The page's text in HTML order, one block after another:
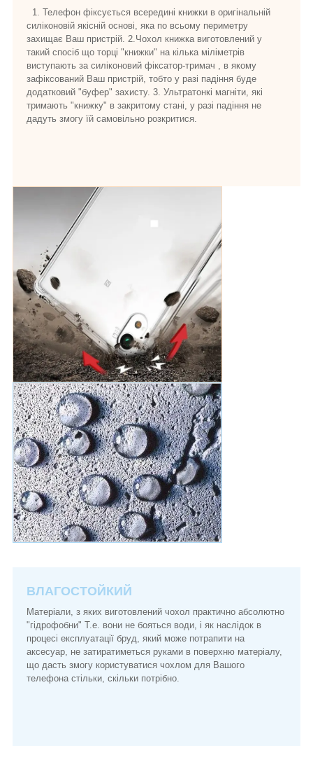
1. Телефон фіксується всередині книжки в оригінальній
силіконовій якісній основі, яка по всьому периметру
захищає Ваш пристрій. 2.Чохол книжка виготовлений у
такий спосіб що торці "книжки" на кілька міліметрів
виступають за силіконовий фіксатор-тримач , в якому
зафіксований Ваш пристрій, тобто у разі падіння буде
додатковий "буфер" захисту. 3. Ультратонкі магніти, які
тримають "книжку" в закритому стані, у разі падіння не
дадуть змогу їй самовільно розкритися.
ВЛАГОСТОЙКИЙ
Матеріали, з яких виготовлений чохол практично абсолютно
"гідрофобни" Т.е. вони не бояться води, і як наслідок в
процесі експлуатації бруд, який може потрапити на
аксесуар, не затиратиметься руками в поверхню матеріалу,
що дасть змогу користуватися чохлом для Вашого
телефона стільки, скільки потрібно.